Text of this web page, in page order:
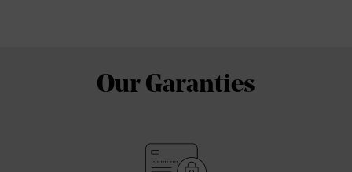
Our Garanties